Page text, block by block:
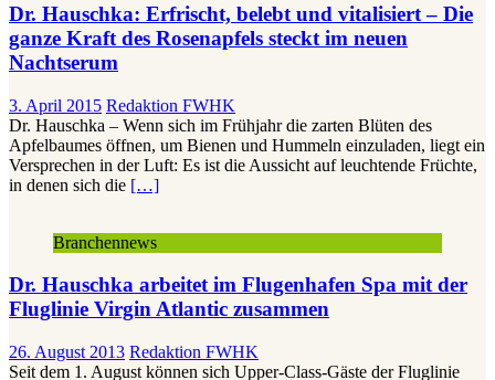
Dr. Hauschka: Erfrischt, belebt und vitalisiert – Die
ganze Kraft des Rosenapfels steckt im neuen
Nachtserum
3. April 2015 Redaktion FWHK
Dr. Hauschka – Wenn sich im Frühjahr die zarten Blüten des
Apfelbaumes öffnen, um Bienen und Hummeln einzuladen, liegt ein
Versprechen in der Luft: Es ist die Aussicht auf leuchtende Früchte,
in denen sich die […]
Branchennews
Dr. Hauschka arbeitet im Flugenhafen Spa mit der
Fluglinie Virgin Atlantic zusammen
26. August 2013 Redaktion FWHK
Seit dem 1. August können sich Upper-Class-Gäste der Fluglinie